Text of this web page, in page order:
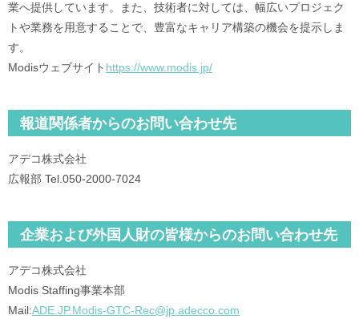
業へ提供しています。また、技術者に対しては、幅広いプロジェク
トや業務を用意することで、豊富なキャリア構築の機会を提示しま
す。
Modisウェブサイト https://www.modis.jp/
報道関係者からのお問い合わせ先
アデコ株式会社
広報部 Tel.050‐2000‐7024
企業および外国人財の皆様からのお問い合わせ先
アデコ株式会社
Modis Staffing事業本部
Mail:ADE.JP.Modis-GTC-Rec@jp.adecco.com